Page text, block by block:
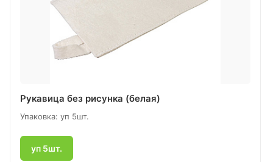
Рукавица без рисунка (белая)
Упаковка: уп 5шт.
уп 5шт.